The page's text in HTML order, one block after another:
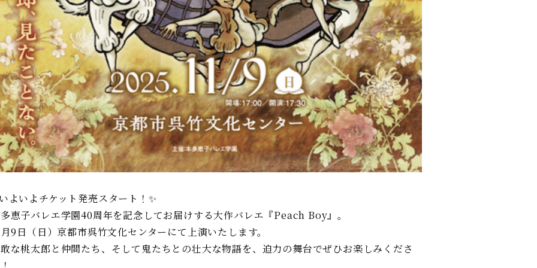
よいよチケット発売スタート！✨
恵子バレエ学園40周年を記念してお届けする大作バレエ『Peach Boy』。
9日（日）京都市呉竹文化センターにて上演いたします。
な桃太郎と仲間たち、そして鬼たちとの壮大な物語を、迫力の舞台でぜひお楽しみくださ